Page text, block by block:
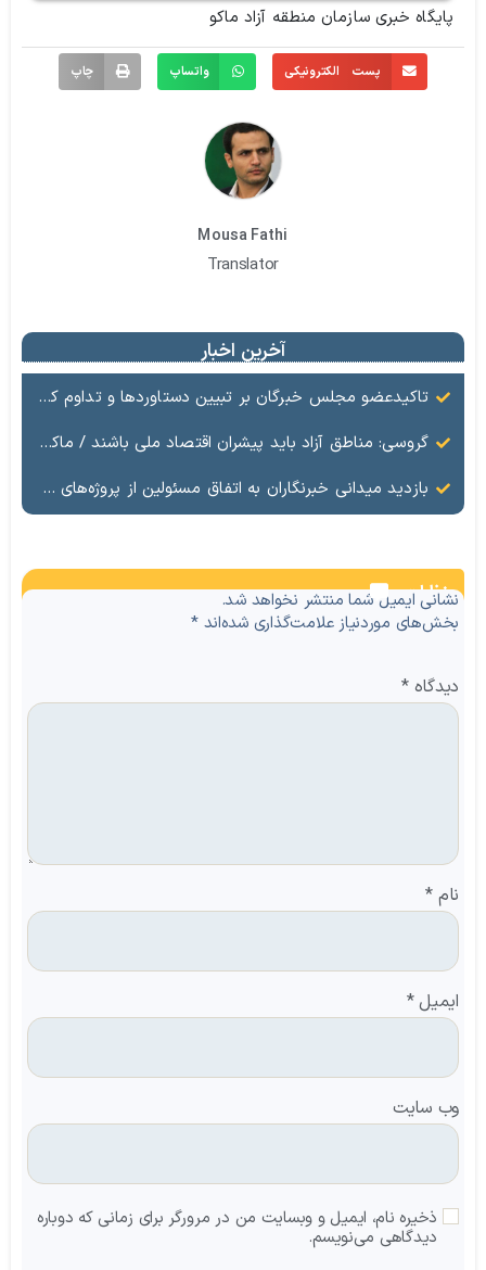
پایگاه خبری سازمان منطقه آزاد ماکو
پست الکترونیکی واتساپ چاپ
Mousa Fathi
Translator
آخرین اخبار
تاکیدعضو مجلس خبرگان بر تبیین دستاوردها و تداوم کار جهادی در منطقه آزاد ماکو
گروسی: مناطق آزاد باید پیشران اقتصاد ملی باشند / ماکو در مسیر گشایش اقتصادی و تکمیل زیرساخت‌ها
بازدید میدانی خبرنگاران به اتفاق مسئولین از پروژه‌های مرزی
نظرات
نشانی ایمیل شما منتشر نخواهد شد.
بخش‌های موردنیاز علامت‌گذاری شده‌اند*
دیدگاه*
نام *
ایمیل*
وب‌ سایت
ذخیره نام، ایمیل و وبسایت من در مرورگر برای زمانی که دوباره
دیدگاهی می‌نویسم.